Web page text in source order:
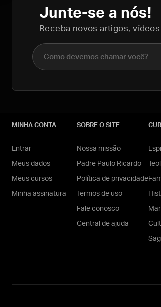
Junte-se a nós!
Receba novos artigos,
Nome completo
MINHA CONTA
Entrar
Meus dados
Meus cursos
Minha assinatura
SOBRE O SITE
Nossa missão
Padre Paulo Ricardo
Política de privacidade
Termos de uso
Fale conosco
Central de ajuda